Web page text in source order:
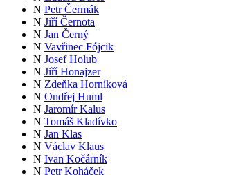
N Petr Čermák
N Jiří Černota
N Jan Černý
N Vavřinec Fójcik
N Josef Holub
N Jiří Honajzer
N Zdeňka Horníková
N Ondřej Huml
N Jaromír Kalus
N Tomáš Kladívko
N Jan Klas
N Václav Klaus
N Ivan Kočárník
N Petr Koháček